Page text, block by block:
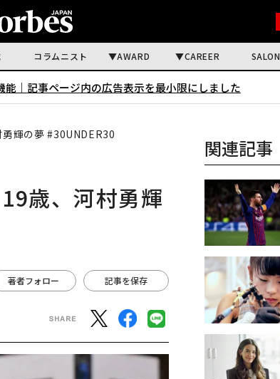
コラムニスト AWARD CAREER SALON
｜ 記事ページ内の広告表示を最小限にしました
輝の夢 #30UNDER30
歳、河村勇輝
著者フォロー 記事を保存
関連記事